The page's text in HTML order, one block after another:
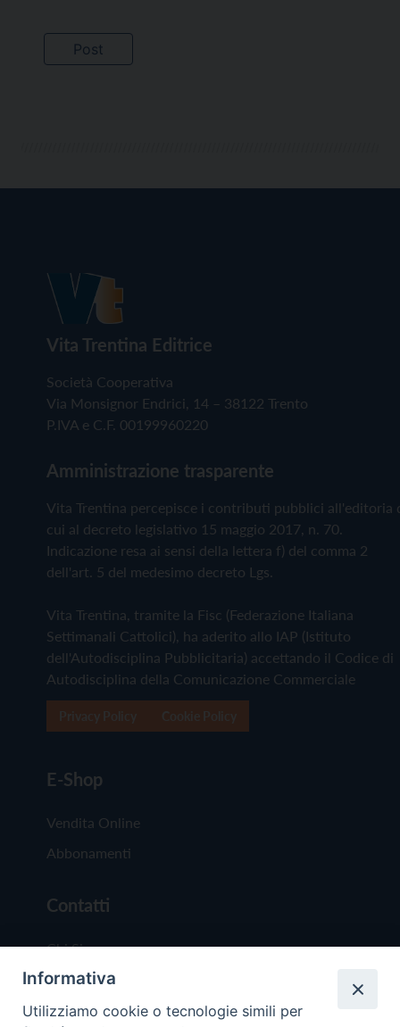
Vita Trentina Editrice
Società Cooperativa
Via Monsignor Endrici, 14 – 38122 Trento
P.IVA e C.F. 00199960220
Amministrazione trasparente
Vita Trentina percepisce i contributi pubblici all'editoria
cui al decreto legislativo 15 maggio 2017, n. 70.
Indicazione resa ai sensi della lettera f) del comma 2
dell'art. 5 del medesimo decreto Lgs.
Vita Trentina, tramite la Fisc (Federazione Italiana
Settimanali Cattolici), ha aderito allo IAP (Istituto
dell'Autodisciplina Pubblicitaria) accettando il Codice di
Autodisciplina della Comunicazione Commerciale
E-Shop
Vendita Online
Abbonamenti
Contatti
Chi Siamo
Redazione
Scrivici
Informativa
Utilizziamo cookie o tecnologie simili per